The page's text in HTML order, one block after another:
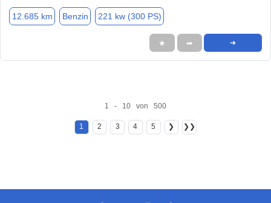
12.685 km Benzin 221 kw (300 PS)
★ ➦ ➜
1 - 10 von 500
1 2 3 4 5 ❯ ❯❯